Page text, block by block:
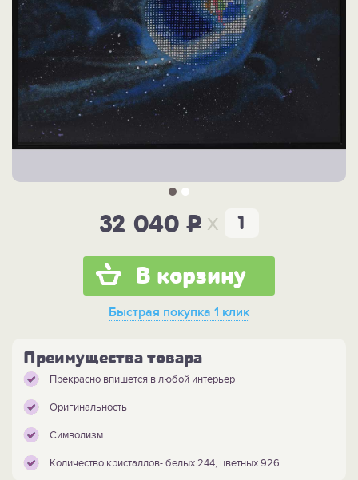
32 040P x
В корзину
Быстрая покупка 1 клик
Преимущества товара
Прекрасно впишется в любой интерьер
Оригинальность
Символизм
Количество кристаллов- белых 244, цветных 926